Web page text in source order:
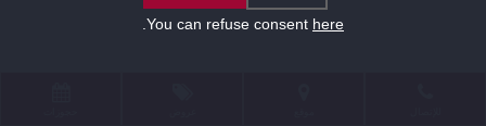
You can refuse consent here
.